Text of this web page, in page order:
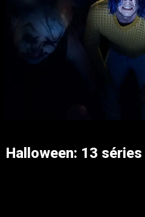
Halloween: 13